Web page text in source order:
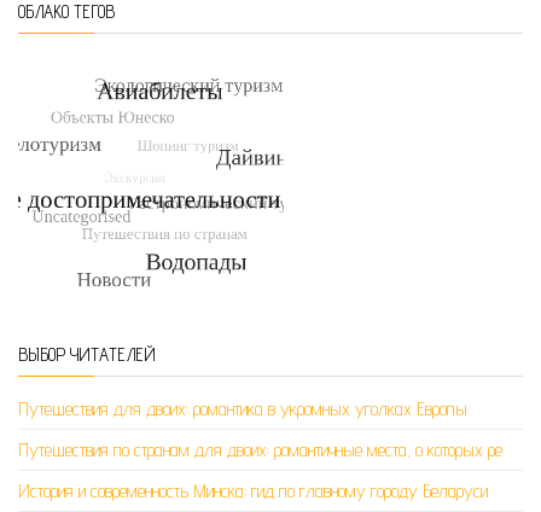
ОБЛАКО ТЕГОВ
ВЫБОР ЧИТАТЕЛЕЙ
Путешествия для двоих: романтика в укромных уголках Европы
Путешествия по странам для двоих: романтичные места, о которых ре
История и современность Минска: гид по главному городу Беларуси